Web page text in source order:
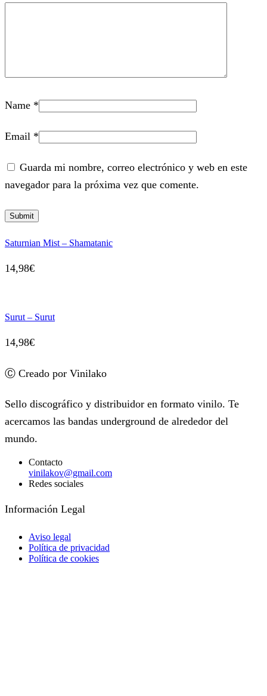
Name *
Email *
Guarda mi nombre, correo electrónico y web en este
navegador para la próxima vez que comente.
Saturnian Mist – Shamatanic
14,98€
Surut – Surut
14,98€
Ⓒ Creado por Vinilako
Sello discográfico y distribuidor en formato vinilo. Te
acercamos las bandas underground de alrededor del
mundo.
Contacto
vinilakov@gmail.com
Redes sociales
Información Legal
Aviso legal
Política de privacidad
Política de cookies